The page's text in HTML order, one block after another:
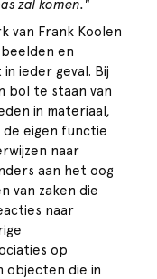
zal komen."
van Frank Koolen
en
ieder geval. Bij
bol te staan van
in materiaal,
de eigen functie
naar
aan het oog
van zaken die
naar
op
objecten die in